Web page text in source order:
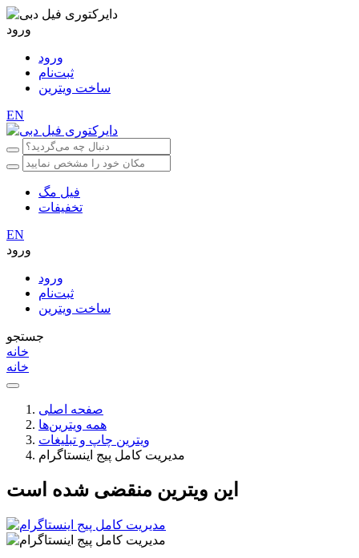
ورود
ورود
ثبت‌نام
ساخت ویترین
EN
فیل مگ
تخفیفات
EN
ورود
ورود
ثبت‌نام
ساخت ویترین
جستجو
خانه
خانه
صفحه اصلی
همه ویترین‌ها
ویترین چاپ و تبلیغات
مدیریت کامل پیج اینستاگرام
این ویترین منقضی شده است